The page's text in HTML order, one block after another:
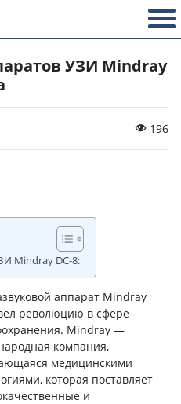
УЗИ Mindray
196
Mindray DC-8:
аппарат Mindray
революцию в сфере
Mindray —
компания,
медицинскими
которая поставляет
и